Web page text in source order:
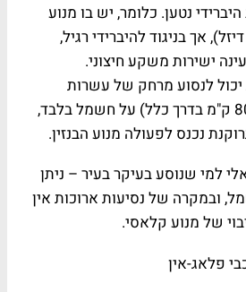
נטען. כלומר, יש בו מנוע
אך בניגוד להיברידי רגיל,
ישירות משקע חיצוני.
לנסוע מרחק של עשרות
קילומטרים (בין 40 ל-80 ק"מ בדרך כלל) על חשמל בלבד,
נכנס לפעולה מנוע הבנזין.
למי שנוסע בעיקר בעיר – ניתן
ובמקרה של נסיעות ארוכות אין
של מנוע קלאסי.
פלאג-אין